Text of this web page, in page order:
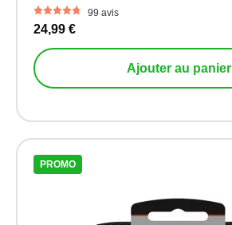
99 avis
24,99 €
Ajouter au panier
PROMO